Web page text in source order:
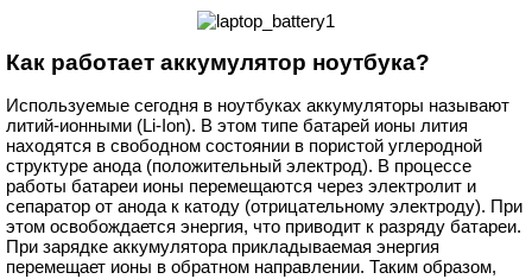
Как работает аккумулятор ноутбука?
Используемые сегодня в ноутбуках аккумуляторы называют
литий-ионными (Li-Ion). В этом типе батарей ионы лития
находятся в свободном состоянии в пористой углеродной
структуре анода (положительный электрод). В процессе
работы батареи ионы перемещаются через электролит и
сепаратор от анода к катоду (отрицательному электроду). При
этом освобождается энергия, что приводит к разряду батареи.
При зарядке аккумулятора прикладываемая энергия
перемещает ионы в обратном направлении. Таким образом,